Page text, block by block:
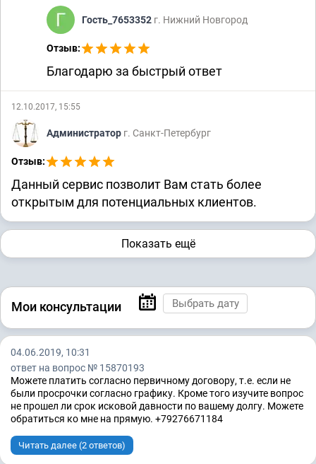
Гость_7653352 г. Нижний Новгород
Отзыв:
Благодарю за быстрый ответ
12.10.2017, 15:55
Администратор г. Санкт-Петербург
Отзыв:
Данный сервис позволит Вам стать более
открытым для потенциальных клиентов.
Показать ещё
Мои консультации
04.06.2019, 10:31
ответ на вопрос № 15870193
Можете платить согласно первичному договору, т.е. если не
были просрочки согласно графику. Кроме того изучите вопрос
не прошел ли срок исковой давности по вашему долгу. Можете
обратиться ко мне на прямую. +79276671184
Читать далее (2 ответов)